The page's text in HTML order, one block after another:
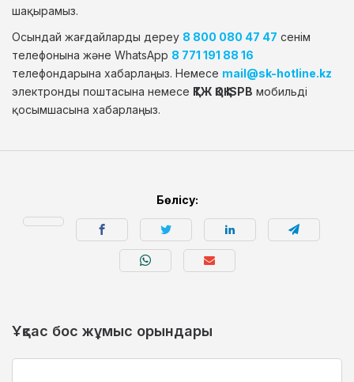
шақырамыз.
Осындай жағдайларды дереу 8 800 080 47 47 сенім
телефонына және WhatsApp 8 771 191 88 16
телефондарына хабарлаңыз. Немесе mail@sk-hotline.kz
электронды поштасына немесе ҚТЖ ҚОҚ ISPB мобильді
қосымшасына хабарлаңыз.
Бөлісу:
Ұқсас бос жұмыс орындары